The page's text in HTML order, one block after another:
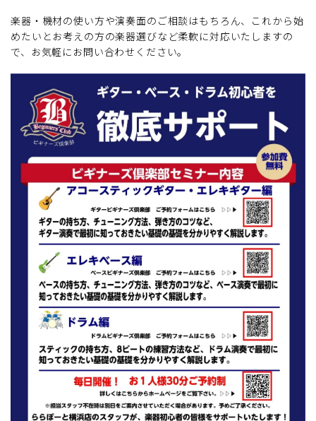
楽器・機材の使い方や演奏面のご相談はもちろん、これから始
めたいとお考えの方の楽器選びなど柔軟に対応いたしますの
で、お気軽にお問い合わせください。